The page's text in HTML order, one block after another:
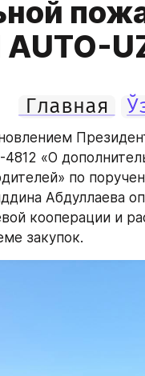
Главная
«О
по
Абдуллаева
кооперации и
закупок.